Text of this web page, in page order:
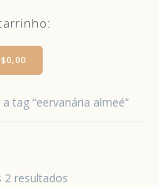
0,00
tag “eervanária almeé”
resultados